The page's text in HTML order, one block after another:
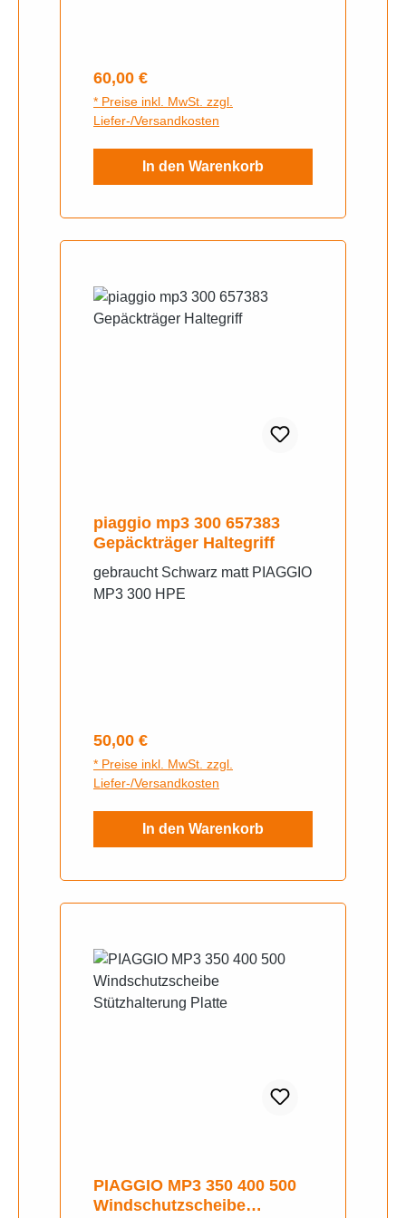
Regulärer Preis:
60,00 €
* Preise inkl. MwSt. zzgl.
Liefer-/Versandkosten
In den Warenkorb
piaggio mp3 300 657383
Gepäckträger Haltegriff
gebraucht Schwarz matt PIAGGIO
MP3 300 HPE
Regulärer Preis:
50,00 €
* Preise inkl. MwSt. zzgl.
Liefer-/Versandkosten
In den Warenkorb
PIAGGIO MP3 350 400 500
Windschutzscheibe